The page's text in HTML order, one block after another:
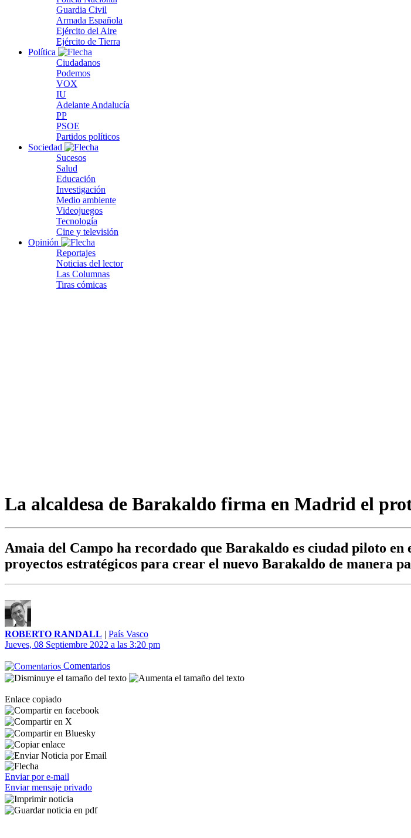
Guardia Civil
Armada Española
Ejército del Aire
Ejército de Tierra
Política
Ciudadanos
Podemos
VOX
IU
Adelante Andalucía
PP
PSOE
Partidos políticos
Sociedad
Sucesos
Salud
Educación
Investigación
Medio ambiente
Videojuegos
Tecnología
Cine y televisión
Opinión
Reportajes
Noticias del lector
Las Columnas
Tiras cómicas
La alcaldesa de Barakaldo firma en Madrid el
Amaia del Campo ha recordado que Barakaldo es ciudad piloto en
proyectos estratégicos para crear el nuevo Barakaldo de manera
ROBERTO RANDALL | País Vasco
Jueves, 08 Septiembre 2022 a las 3:20 pm
Comentarios
Enlace copiado
Enviar por e-mail
Enviar mensaje privado